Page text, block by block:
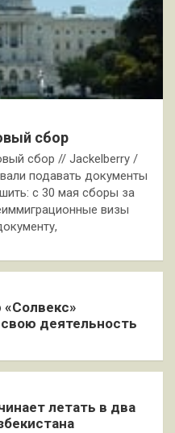
сбор
сбор // Jackelberry /
подавать документы
с 30 мая сборы за
визы
«Солвекс»
деятельность
летать в два